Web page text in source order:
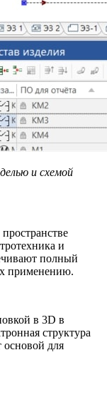
и схемой
и
полный
применению.
в 3D в
структура
для